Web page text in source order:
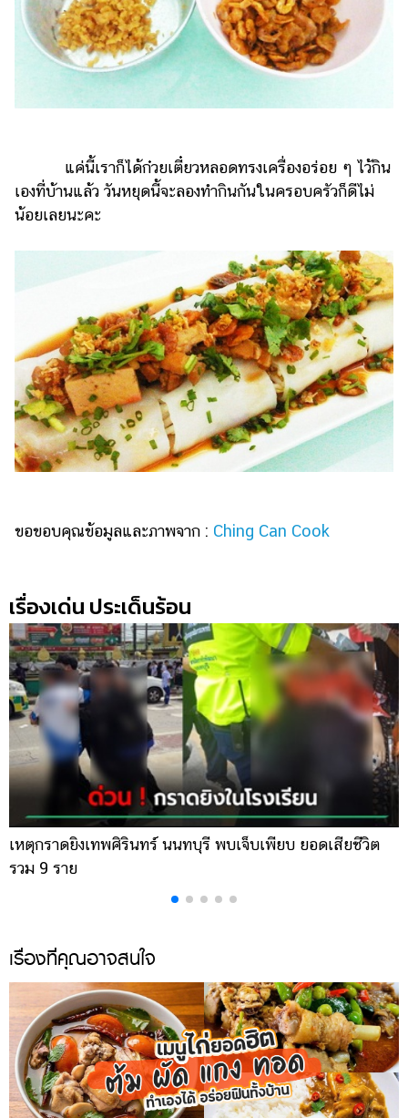
แค่นี้เราก็ได้ก๋วยเตี๋ยวหลอดทรงเครื่องอร่อย ๆ ไว้กิน
เองที่บ้านแล้ว วันหยุดนี้จะลองทำกินกันในครอบครัวก็ดีไม่
น้อยเลยนะคะ
ขอขอบคุณข้อมูลและภาพจาก : Ching Can Cook
เรื่องเด่น ประเด็นร้อน
เหตุกราดยิงเทพศิรินทร์ นนทบุรี พบเจ็บเพียบ ยอดเสียชีวิต
รวม 9 ราย
เรื่องที่คุณอาจสนใจ